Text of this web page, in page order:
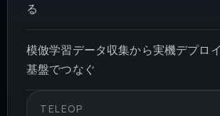
る
模倣学習データ収集から実機デプロ
基盤でつなぐ
TELEOP